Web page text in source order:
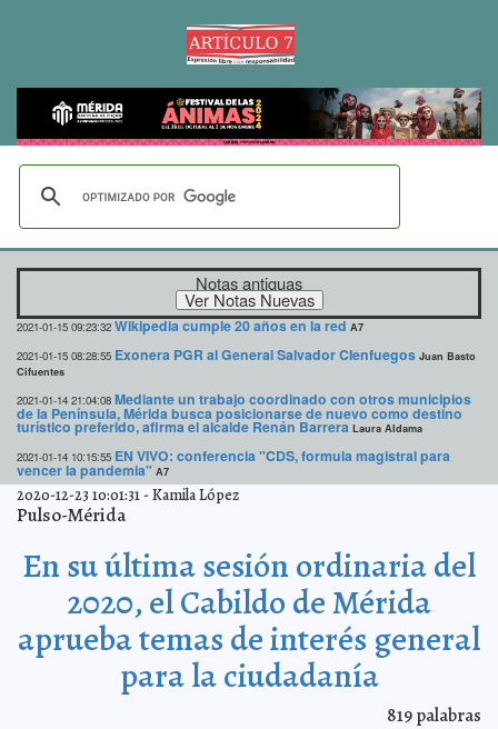
Notas antiguas
2021-01-15 09:23:32 Wikipedia cumple 20 años en la red A7
2021-01-15 08:28:55 Exonera PGR al General Salvador CIenfuegos Juan Basto
Cifuentes
2021-01-14 21:04:08 Mediante un trabajo coordinado con otros municipios
de la Península, Mérida busca posicionarse de nuevo como destino
turístico preferido, afirma el alcalde Renán Barrera Laura Aldama
2021-01-14 10:15:55 EN VIVO: conferencia "CDS, formula magistral para
vencer la pandemia" A7
2021-01-14 10:05:09 Dispone Yucatán de 80 MDP para compra de vacunas
contra COVID-19
ISSSTE Carmen Alicia Briceño Sánchez
Supervisa el Gobernador Mauricio Vila Dosal la llegada
a Yucatán de las primeras vacunas contra el Coronavirus Jorge Armando
León Borges
2021-01-12 15:52:45 El Centro Cultural del Sur abre sus puertas con
funciones de cine familiar y protocolos de seguridad y salud
Inicia registro de precandidatos a diputados federales
2020-12-23 10:01:31-Kamila López
Pulso-Mérida
En su última sesión ordinaria del
2020, el Cabildo de Mérida
aprueba temas de interés general
para la ciudadanía
819palabras